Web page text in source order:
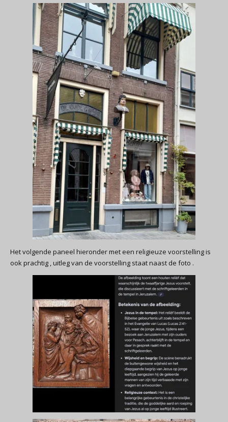
Het volgende paneel hieronder met een religieuze voorstelling is
ook prachtig , uitleg van de voorstelling staat naast de foto .